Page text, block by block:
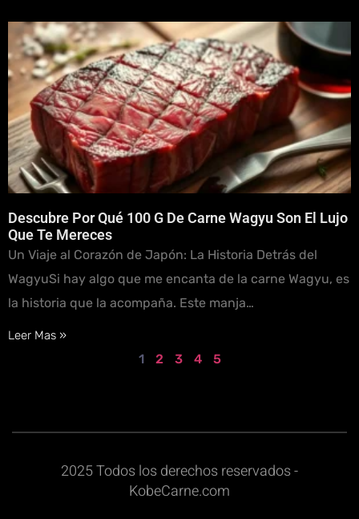
Descubre Por Qué 100 G De Carne Wagyu Son El Lujo
Que Te Mereces
Un Viaje al Corazón de Japón: La Historia Detrás del
WagyuSi hay algo que me encanta de la carne Wagyu, es
la historia que la acompaña. Este manja…
Leer Mas »
1 2 3 4 5
2025 Todos los derechos reservados -
KobeCarne.com